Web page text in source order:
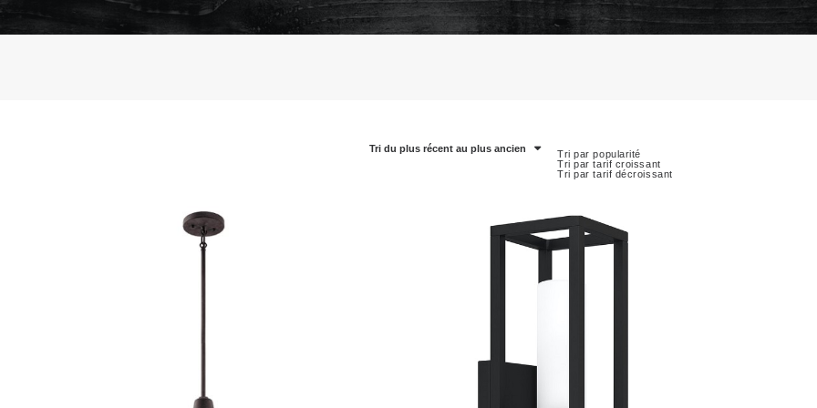
Tri du plus récent au plus ancien
Tri par popularité
Tri par tarif croissant
Tri par tarif décroissant